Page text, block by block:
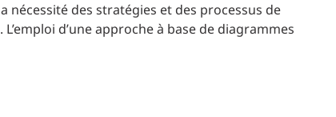
nécessité des stratégies et des processus de
d’une approche à base de diagrammes